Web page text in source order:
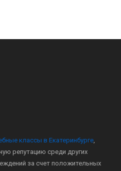
классы в Екатеринбурге
репутацию среди других
за счет положительных